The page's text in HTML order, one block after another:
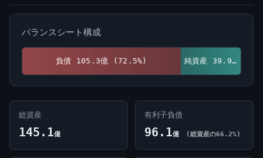
バランスシート構成
負債 105.3億 (72.5%) 純資産 39.9億 (27.5%)
総資産
145.1億
有利子負債
96.1億 (総資産の66.2%)